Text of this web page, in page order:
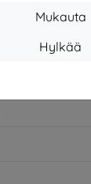
Mukauta
Hylkää
kupongilla